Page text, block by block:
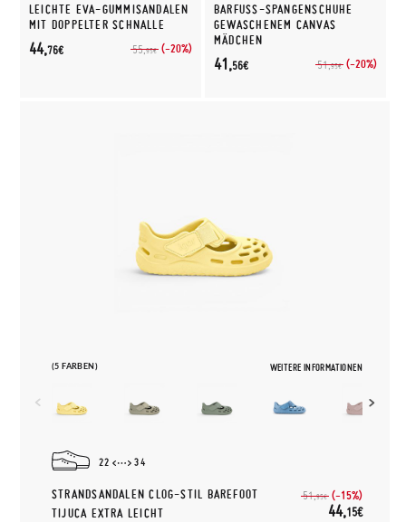
LEICHTE EVA-GUMMISANDALEN
MIT DOPPELTER SCHNALLE
55,95€ (-20%)
44,76€
BARFUSS-SPANGENSCHUHE G
EWASCHENEM CANVAS M
ÄDCHEN
51,95€ (-20%)
41,56€
(5 FARBEN) WEITERE INFORMATIONEN
22 34
STRANDSANDALEN CLOG-STIL BAREFOOT
TIJUCA EXTRA LEICHT
51,95€ (-15%)
44,15€